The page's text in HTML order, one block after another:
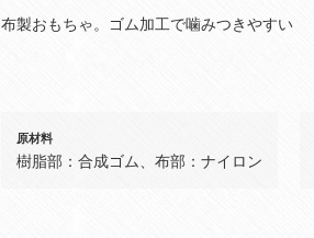
布製おもちゃ。ゴム加工で噛みつきやすい
原材料
樹脂部：合成ゴム、布部：ナイロン